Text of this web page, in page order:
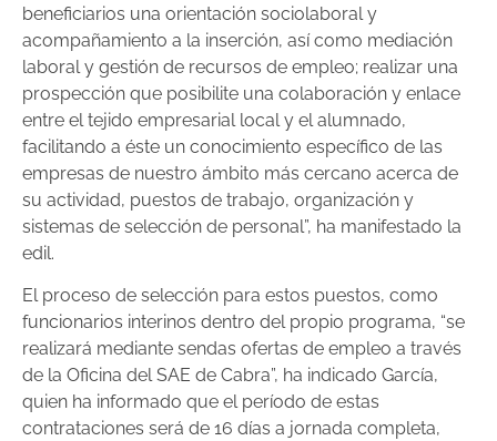
beneficiarios una orientación sociolaboral y
acompañamiento a la inserción, así como mediación
laboral y gestión de recursos de empleo; realizar una
prospección que posibilite una colaboración y enlace
entre el tejido empresarial local y el alumnado,
facilitando a éste un conocimiento específico de las
empresas de nuestro ámbito más cercano acerca de
su actividad, puestos de trabajo, organización y
sistemas de selección de personal”, ha manifestado la
edil.
El proceso de selección para estos puestos, como
funcionarios interinos dentro del propio programa, “se
realizará mediante sendas ofertas de empleo a través
de la Oficina del SAE de Cabra”, ha indicado García,
quien ha informado que el período de estas
contrataciones será de 16 días a jornada completa,